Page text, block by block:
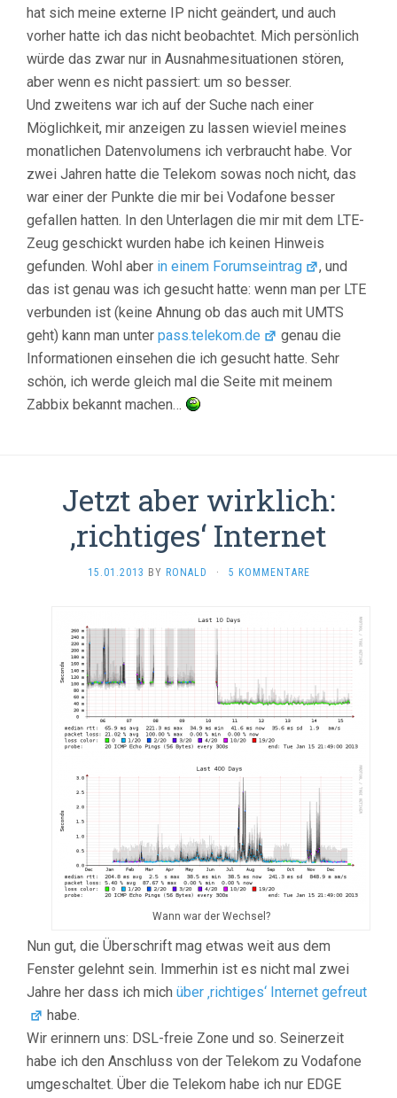
hat sich meine externe IP nicht geändert, und auch
vorher hatte ich das nicht beobachtet. Mich persönlich
würde das zwar nur in Ausnahmesituationen stören,
aber wenn es nicht passiert: um so besser.
Und zweitens war ich auf der Suche nach einer
Möglichkeit, mir anzeigen zu lassen wieviel meines
monatlichen Datenvolumens ich verbraucht habe. Vor
zwei Jahren hatte die Telekom sowas noch nicht, das
war einer der Punkte die mir bei Vodafone besser
gefallen hatten. In den Unterlagen die mir mit dem LTE-
Zeug geschickt wurden habe ich keinen Hinweis
gefunden. Wohl aber in einem Forumseintrag
, und
das ist genau was ich gesucht hatte: wenn man per LTE
verbunden ist (keine Ahnung ob das auch mit UMTS
geht) kann man unter pass.telekom.de
genau die
Informationen einsehen die ich gesucht hatte. Sehr
schön, ich werde gleich mal die Seite mit meinem
Zabbix bekannt machen…
Jetzt aber wirklich:
‚richtiges‘ Internet
15.01.2013 BY RONALD · 5 KOMMENTARE
Wann war der Wechsel?
Nun gut, die Überschrift mag etwas weit aus dem
Fenster gelehnt sein. Immerhin ist es nicht mal zwei
Jahre her dass ich mich über ‚richtiges‘ Internet gefreut
habe.
Wir erinnern uns: DSL-freie Zone und so. Seinerzeit
habe ich den Anschluss von der Telekom zu Vodafone
umgeschaltet. Über die Telekom habe ich nur EDGE